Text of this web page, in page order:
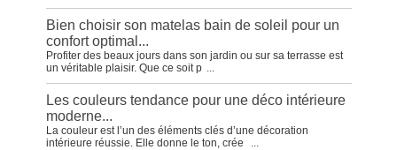
Bien choisir son matelas bain de soleil pour un
confort optimal...
Profiter des beaux jours dans son jardin ou sur sa terrasse est
un véritable plaisir. Que ce soit p ...
Les couleurs tendance pour une déco intérieure
moderne...
La couleur est l’un des éléments clés d’une décoration
intérieure réussie. Elle donne le ton, crée
...